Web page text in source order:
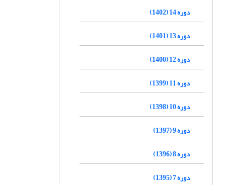
دوره 14 (1402)
دوره 13 (1401)
دوره 12 (1400)
دوره 11 (1399)
دوره 10 (1398)
دوره 9 (1397)
دوره 8 (1396)
دوره 7 (1395)